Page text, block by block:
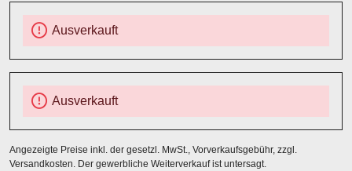
Ausverkauft
Ausverkauft
Angezeigte Preise inkl. der gesetzl. MwSt., Vorverkaufsgebühr, zzgl.
Versandkosten. Der gewerbliche Weiterverkauf ist untersagt.